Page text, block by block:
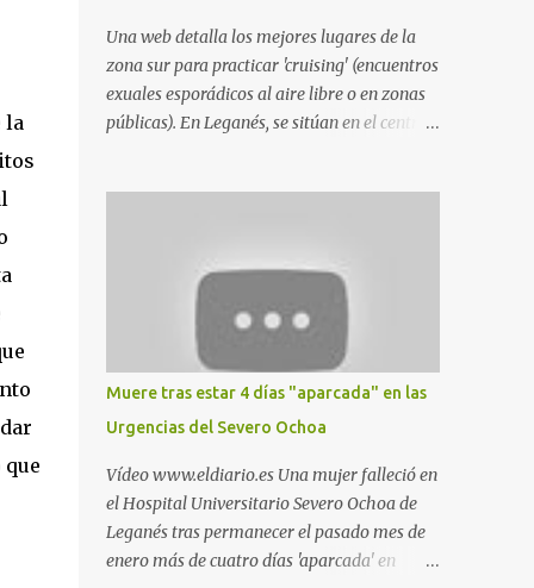
la
Una web detalla los mejores lugares de la
zona sur para practicar 'cruising' (encuentros
exuales esporádicos al aire libre o en zonas
públicas). En Leganés, se sitúan en el centro
indica esta información recopilada por los
propios practicantes. 'Ante la crisis, disfrute' ,
señalan. "Cruising: Parquesur: para ligar
baños junto a Burger King o H&M. Y si has
pillado pareja ocacional, parking
subterráneo de Leroy Merlin. Otro espacio
para el 'cruising' es enfrente al tanatorio
(junto al estadio municipal de Butarque) y
caminos entre el estadio y Plaza Nueva. Otro
lugar: Escombrera de Polvoranca, entre
Leganés y Móstoles También en el parque de
Muere tras estar 4 días "aparcada" en las
Urgencias del Severo Ochoa
Vídeo www.eldiario.es Una mujer falleció en
el Hospital Universitario Severo Ochoa de
Leganés tras permanecer el pasado mes de
enero más de cuatro días 'aparcada' en